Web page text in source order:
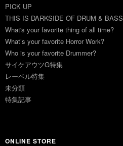
PICK UP
THIS IS DARKSIDE OF DRUM & BASS
What's your favorite thing of all time?
What’s your favorite Horror Work?
Who is your favorite Drummer?
サイケアウツG特集
レーベル特集
未分類
特集記事
ONLINE STORE